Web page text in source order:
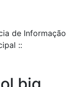
de Informação
::